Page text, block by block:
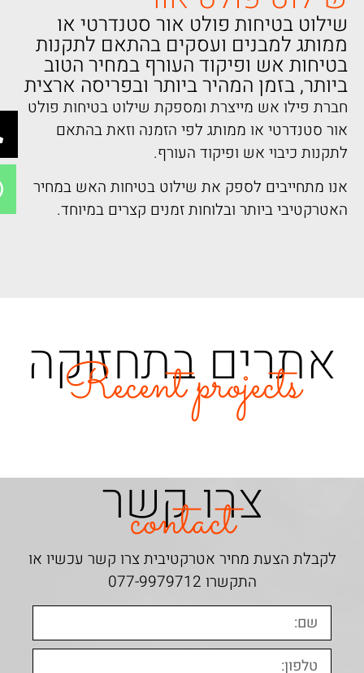
שילוט בטיחות פולט אור סטנדרטי או
ממותג למבנים ועסקים בהתאם לתקנות
בטיחות אש ופיקוד העורף במחיר הטוב
ביותר, בזמן המהיר ביותר ובפריסה ארצית
חברת פילו אש מייצרת ומספקת שילוט בטיחות פולט
אור סטנדרטי או ממותג לפי הזמנה וזאת בהתאם
לתקנות כיבוי אש ופיקוד העורף.
אנו מתחייבים לספק את שילוט בטיחות האש במחיר
האטרקטיבי ביותר ובלוחות זמנים קצרים במיוחד.
אתרים בתחזוקה
Recent projects
צרו קשר
contact
לקבלת הצעת מחיר אטרקטיבית צרו קשר עכשיו או
התקשרו077-9979712